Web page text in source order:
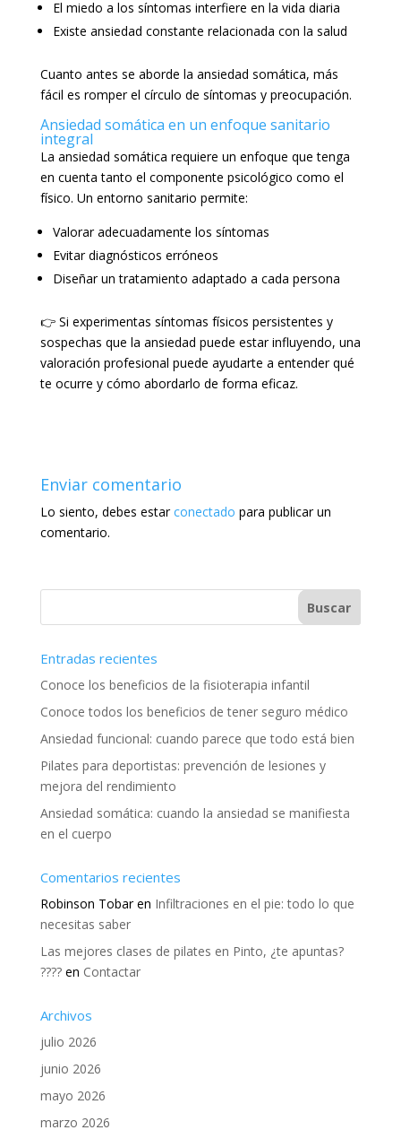
El miedo a los síntomas interfiere en la vida diaria
Existe ansiedad constante relacionada con la salud
Cuanto antes se aborde la ansiedad somática, más
fácil es romper el círculo de síntomas y preocupación.
Ansiedad somática en un enfoque sanitario
integral
La ansiedad somática requiere un enfoque que tenga
en cuenta tanto el componente psicológico como el
físico. Un entorno sanitario permite:
Valorar adecuadamente los síntomas
Evitar diagnósticos erróneos
Diseñar un tratamiento adaptado a cada persona
👉 Si experimentas síntomas físicos persistentes y
sospechas que la ansiedad puede estar influyendo, una
valoración profesional puede ayudarte a entender qué
te ocurre y cómo abordarlo de forma eficaz.
Enviar comentario
Lo siento, debes estarconectado para publicar un
comentario.
Entradas recientes
Conoce los beneficios de la fisioterapia infantil
Conoce todos los beneficios de tener seguro médico
Ansiedad funcional: cuando parece que todo está bien
Pilates para deportistas: prevención de lesiones y
mejora del rendimiento
Ansiedad somática: cuando la ansiedad se manifiesta
en el cuerpo
Comentarios recientes
Robinson Tobaren Infiltraciones en el pie: todo lo que
necesitas saber
Las mejores clases de pilates en Pinto, ¿te apuntas?
????en Contactar
Archivos
julio 2026
junio 2026
mayo 2026
marzo 2026